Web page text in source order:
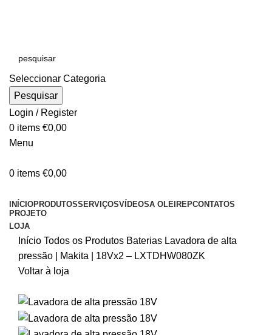
Seleccionar Categoria
Pesquisar
Login / Register
0 items €0,00
Menu
0 items €0,00
INÍCIOPRODUTOSSERVIÇOSVÍDEOSA OLEIREPCONTATOS
PROJETO
LOJA
Início Todos os Produtos Baterias Lavadora de alta
pressão | Makita | 18Vx2 – LXTDHW080ZK
Voltar à loja